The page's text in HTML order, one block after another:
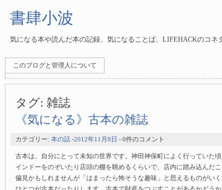
書肆小波
気になる本や読んだ本の記録、気になることば、LIFEHACKのコネ
このブログと管理人について
タグ: 雑誌
《気になる》古本の雑誌
カテゴリー: 本の話 -2012年11月8日 - 0件のコメント
古本は、自分にとって未知の世界です。神田神保町によく行っていた
インドーをのぞいたり店頭の棚を眺めるくらいで、店内に踏み込んだ
偏見かもしれませんが「はまったら怖そうな趣味」と思えるものがい